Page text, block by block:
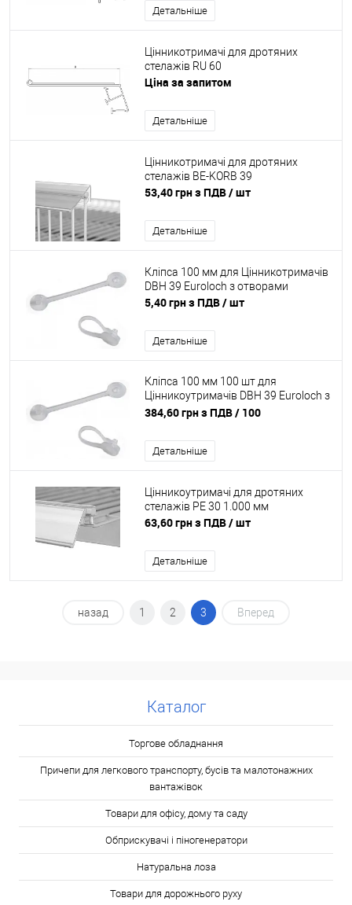
Детальніше
Цінникотримачі для дротяних
стелажів RU 60
Ціна за запитом
Детальніше
Цінникотримачі для дротяних
стелажів BE-KORB 39
53,40 грн з ПДВ/ шт
Детальніше
Кліпса 100 мм для Цінникотримачів
DBH 39 Euroloch з отворами
5,40 грн з ПДВ/ шт
Детальніше
Кліпса 100 мм 100 шт для
Цінникоутримачів DBH 39 Euroloch з
отворами
384,60 грн з ПДВ/ 100
Детальніше
Цінникоутримачі для дротяних
стелажів PE 30 1.000 мм
63,60 грн з ПДВ/ шт
Детальніше
назад 1 2 3 Вперед
Каталог
Торгове обладнання
Причепи для легкового транспорту, бусів та малотонажних
вантажівок
Товари для офісу, дому та саду
Обприскувачі і піногенератори
Натуральна лоза
Товари для дорожнього руху